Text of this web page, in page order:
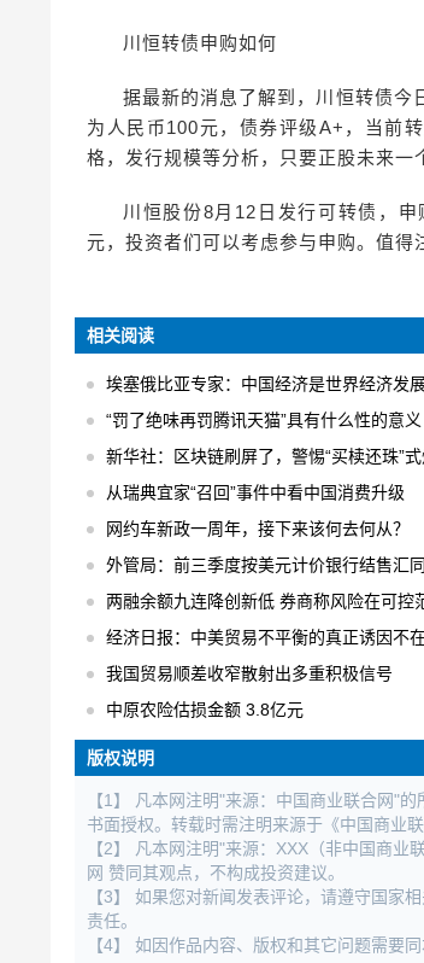
川恒转债申购如何
据最新的消息了解到，川恒转债今
为人民币100元，债券评级A+，当前
格，发行规模等分析，只要正股未来一
川恒股份8月12日发行可转债，
元，投资者们可以考虑参与申购。值得
相关阅读
埃塞俄比亚专家：中国经济是世界经济发
“罚了绝味再罚腾讯天猫”具有什么性的意义
新华社：区块链刷屏了，警惕“买椟还珠”式
从瑞典宜家“召回”事件中看中国消费升级
网约车新政一周年，接下来该何去何从？
外管局：前三季度按美元计价银行结售汇同比增长18% 结售
两融余额九连降创新低 券商称风险在可控
经济日报：中美贸易不平衡的真正诱因不在中
我国贸易顺差收窄散射出多重积极信号
中原农险估损金额 3.8亿元
版权说明
【1】 凡本网注明"来源：中国商业联合网"
书面授权。转载时需注明来源于《中国商业
【2】 凡本网注明"来源：XXX（非中国商
网 赞同其观点，不构成投资建议。
【3】 如果您对新闻发表评论，请遵守国家
责任。
【4】 如因作品内容、版权和其它问题需要同